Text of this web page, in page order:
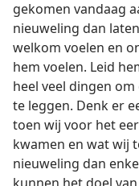
gekomen vandaag
nieuweling dan
welkom voelen en
hem voelen. Leid
heel veel dingen
te leggen. Denk er
toen wij voor het
kwamen en wat wij
nieuweling dan